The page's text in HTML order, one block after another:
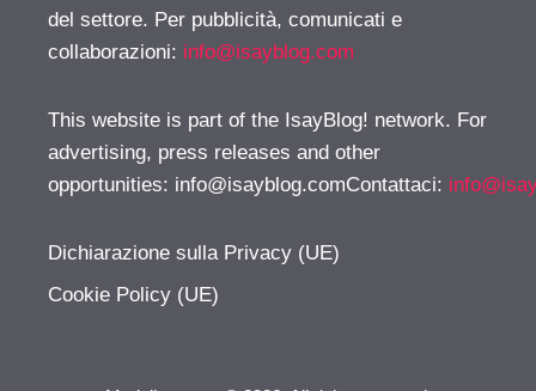
del settore. Per pubblicità, comunicati e
collaborazioni: info@isayblog.com
This website is part of the IsayBlog! network. For
advertising, press releases and other
opportunities: info@isayblog.comContattaci:
Dichiarazione sulla Privacy (UE)
Cookie Policy (UE)